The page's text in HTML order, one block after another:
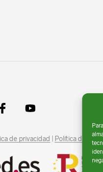
de privacidad | Política de